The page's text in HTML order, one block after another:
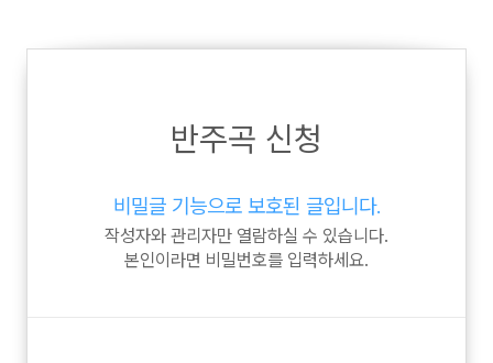
반주곡 신청
비밀글 기능으로 보호된 글입니다.
작성자와 관리자만 열람하실 수 있습니다.
본인이라면 비밀번호를 입력하세요.